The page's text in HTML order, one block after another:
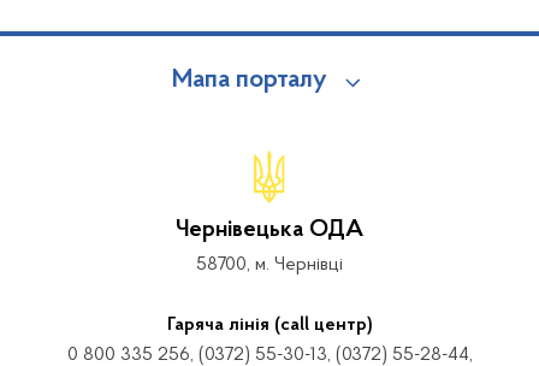
Мапа порталу
Чернівецька ОДА
58700, м. Чернівці
Гаряча лінія (call центр)
0 800 335 256, (0372) 55-30-13, (0372) 55-28-44,